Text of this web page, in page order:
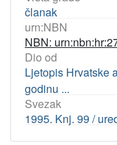
članak
urn:NBN
NBN:
Dio od
Ljetopis Hrvatske
godinu ...
Svezak
1995. Knj. 99 /